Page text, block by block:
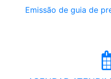
Emissão de guia de